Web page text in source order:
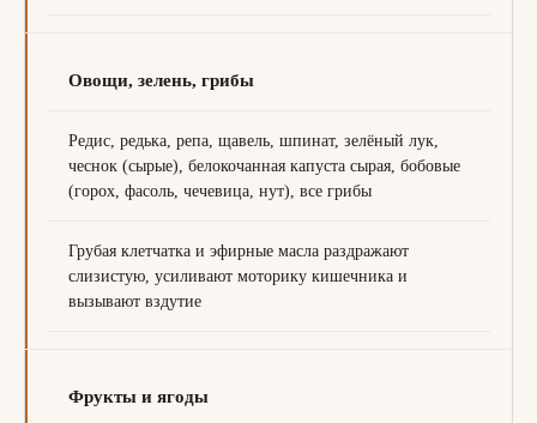
Овощи, зелень, грибы
Редис, редька, репа, щавель, шпинат, зелёный лук,
чеснок (сырые), белокочанная капуста сырая, бобовые
(горох, фасоль, чечевица, нут), все грибы
Грубая клетчатка и эфирные масла раздражают
слизистую, усиливают моторику кишечника и
вызывают вздутие
Фрукты и ягоды